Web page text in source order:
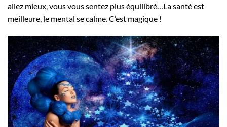
allez mieux, vous vous sentez plus équilibré…La santé est
meilleure, le mental se calme. C’est magique !